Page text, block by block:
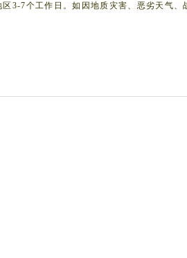
3-7个工作日。如因地质灾害、恶劣天气、